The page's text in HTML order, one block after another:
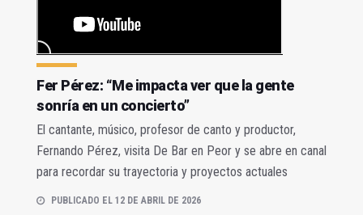
Fer Pérez: “Me impacta ver que la gente
sonría en un concierto”
El cantante, músico, profesor de canto y productor,
Fernando Pérez, visita De Bar en Peor y se abre en canal
para recordar su trayectoria y proyectos actuales
PUBLICADO EL 12 DE ABRIL DE 2026